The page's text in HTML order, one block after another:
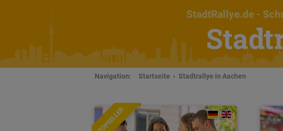
StadtRallye.de-
Navigation: Startseite Stadtrallye in Aachen
TOPSELLER